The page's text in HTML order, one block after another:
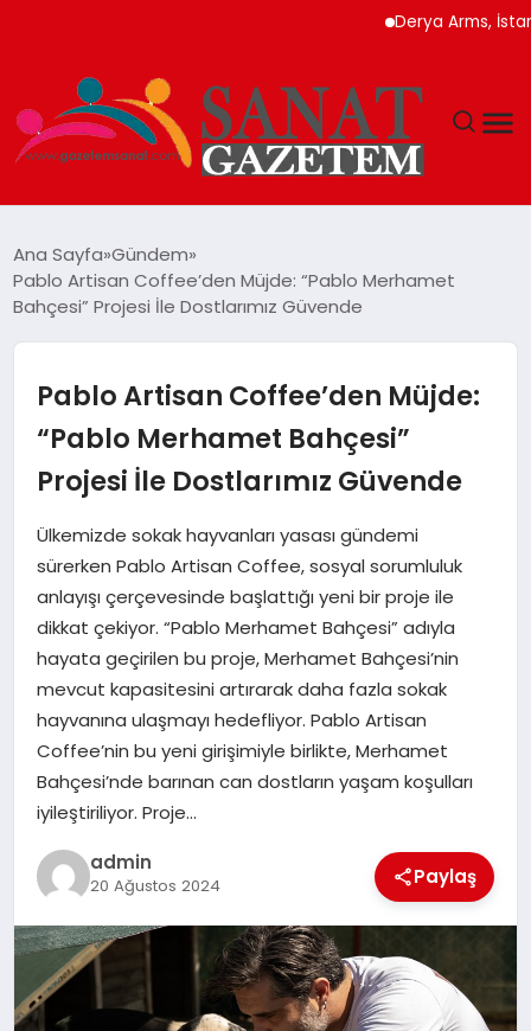
Derya Arms, İstanbul
TEKNOLOJI
YAŞAM
EKONOMI
SAĞLIK
DÜNYA
EĞITIM
Ana Sayfa Gündem
Pablo Artisan Coffee’den Müjde: “Pablo Merhamet
Bahçesi” Projesi İle Dostlarımız Güvende
Pablo Artisan Coffee’den Müjde:
“Pablo Merhamet Bahçesi”
Projesi İle Dostlarımız Güvende
Ülkemizde sokak hayvanları yasası gündemi
sürerken Pablo Artisan Coffee, sosyal sorumluluk
anlayışı çerçevesinde başlattığı yeni bir proje ile
dikkat çekiyor. “Pablo Merhamet Bahçesi” adıyla
hayata geçirilen bu proje, Merhamet Bahçesi’nin
mevcut kapasitesini artırarak daha fazla sokak
hayvanına ulaşmayı hedefliyor. Pablo Artisan
Coffee’nin bu yeni girişimiyle birlikte, Merhamet
Bahçesi’nde barınan can dostların yaşam koşulları
iyileştiriliyor. Proje…
admin
20 Ağustos 2024 Paylaş